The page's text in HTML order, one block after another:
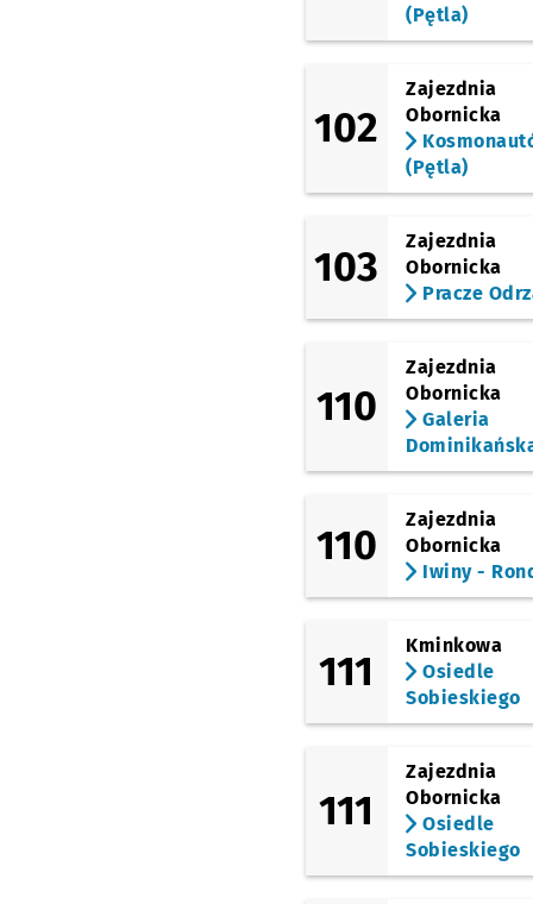
(Pętla)
102
Zajezdnia
Obornicka
(Pętla)
103
Zajezdnia
Obornicka
Pracze
110
Zajezdnia
Obornicka
Galeria
110
Zajezdnia
Obornicka
Iwiny -
111
Kminkowa
Osiedle
Sobieskiego
111
Zajezdnia
Obornicka
Osiedle
Sobieskiego